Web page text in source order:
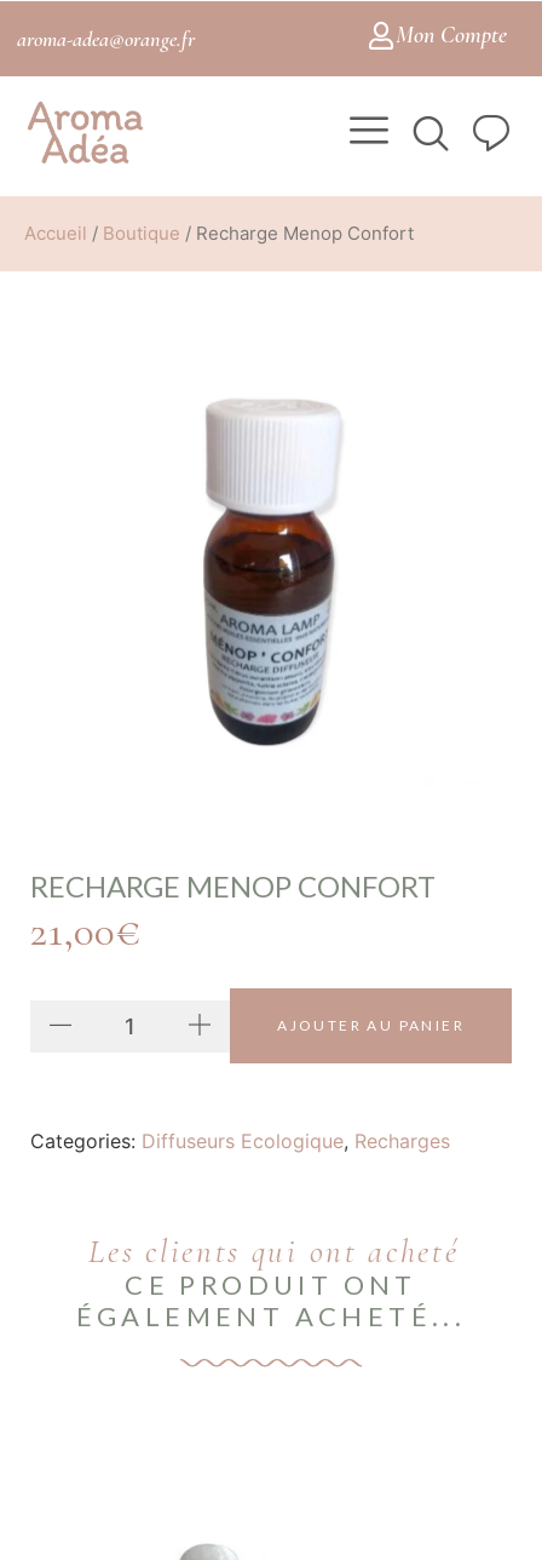
aroma-adea@orange.fr Mon Compte
Accueil / Boutique / Recharge Menop Confort
RECHARGE MENOP CONFORT
21,00€
AJOUTER AU PANIER
Categories: Diffuseurs Ecologique, Recharges
Les clients qui ont acheté
CE PRODUIT ONT
ÉGALEMENT ACHETÉ...